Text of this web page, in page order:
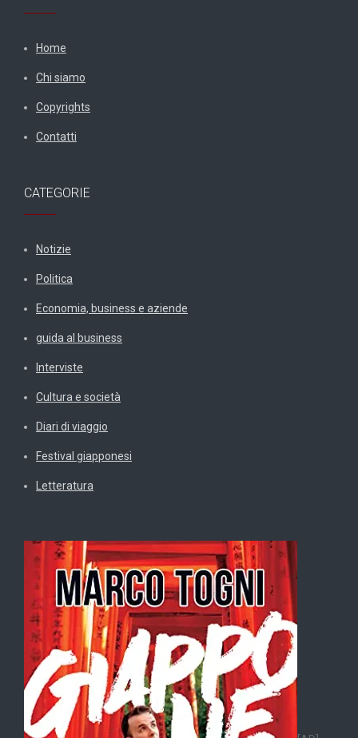
Home
Chi siamo
Copyrights
Contatti
CATEGORIE
Notizie
Politica
Economia, business e aziende
guida al business
Interviste
Cultura e società
Diari di viaggio
Festival giapponesi
Letteratura